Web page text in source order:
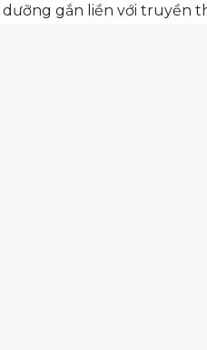
gắn liền với truyền